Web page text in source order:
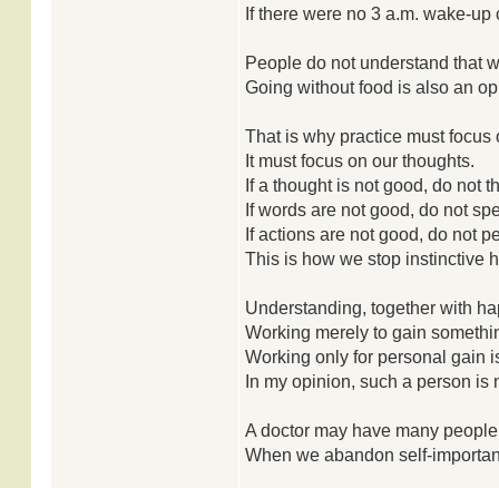
If there were no 3 a.m. wake-
People do not understand that
Going without food is also an
That is why practice must focus
It must focus on our thoughts.
If a thought is not good, do not
If words are not good, do not
If actions are not good, do not
This is how we stop instinctive
Understanding, together with
Working merely to gain
Working only for personal gain
In my opinion, such a person is
A doctor may have many
When we abandon self-